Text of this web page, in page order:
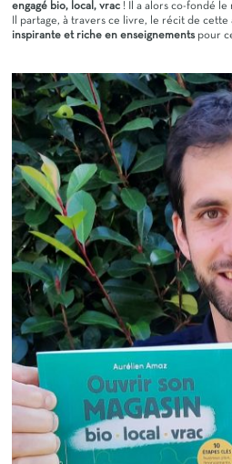
engagé bio, local, vrac ! Il a alors co-fondé le
Il partage, à travers ce livre, le récit de cette
inspirante et riche en enseignementspour